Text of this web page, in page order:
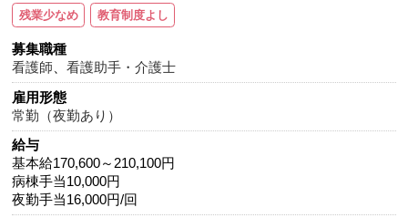
残業少なめ 教育制度よし
募集職種
看護師 、看護助手・介護士
雇用形態
常勤（夜勤あり）
給与
基本給170,600～210,100円
病棟手当10,000円
夜勤手当16,000円/回